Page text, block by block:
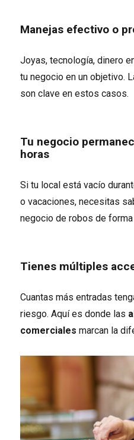
Manejas efectivo o
Joyas, tecnología, dinero
tu negocio en un objetivo.
son clave en estos casos.
Tu negocio
horas
Si tu local está vacío
o vacaciones, necesitas
negocio de robos de
Tienes múltiples
Cuantas más entradas
riesgo. Aquí es donde las
comerciales marcan la